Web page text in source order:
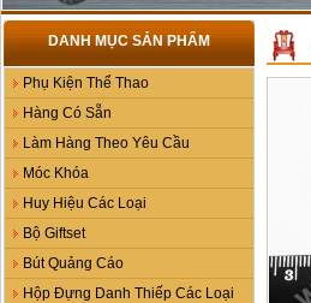
DANH MỤC SẢN PHẨM
Phụ Kiện Thể Thao
Hàng Có Sẵn
Làm Hàng Theo Yêu Cầu
Móc Khóa
Huy Hiệu Các Loại
Bộ Giftset
Bút Quảng Cáo
Hộp Đựng Danh Thiếp Các Loại